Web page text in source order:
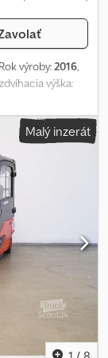
výroby:2016,
výška:
batérie:48 V,
, veľkosť prednej
16x6-8
2 470 mm
, palivo:
výmenu
dvojitá
KAUP 2T160B,
skla -
LED cúvací
a jazdným
majákové
BlueSpot -
Malý inzerát